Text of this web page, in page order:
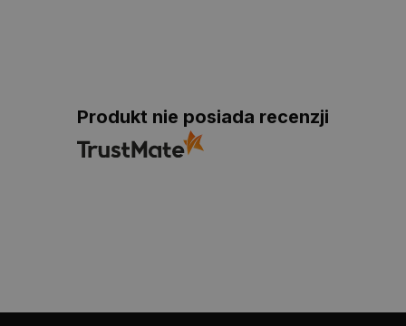
Produkt nie posiada recenzji